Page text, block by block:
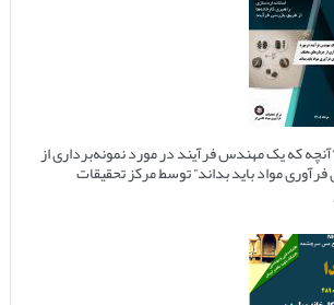
که یک مهندس فرآیند در مورد نمونه‌برداری از
مواد باید بداند” توسط مرکز تحقیقات